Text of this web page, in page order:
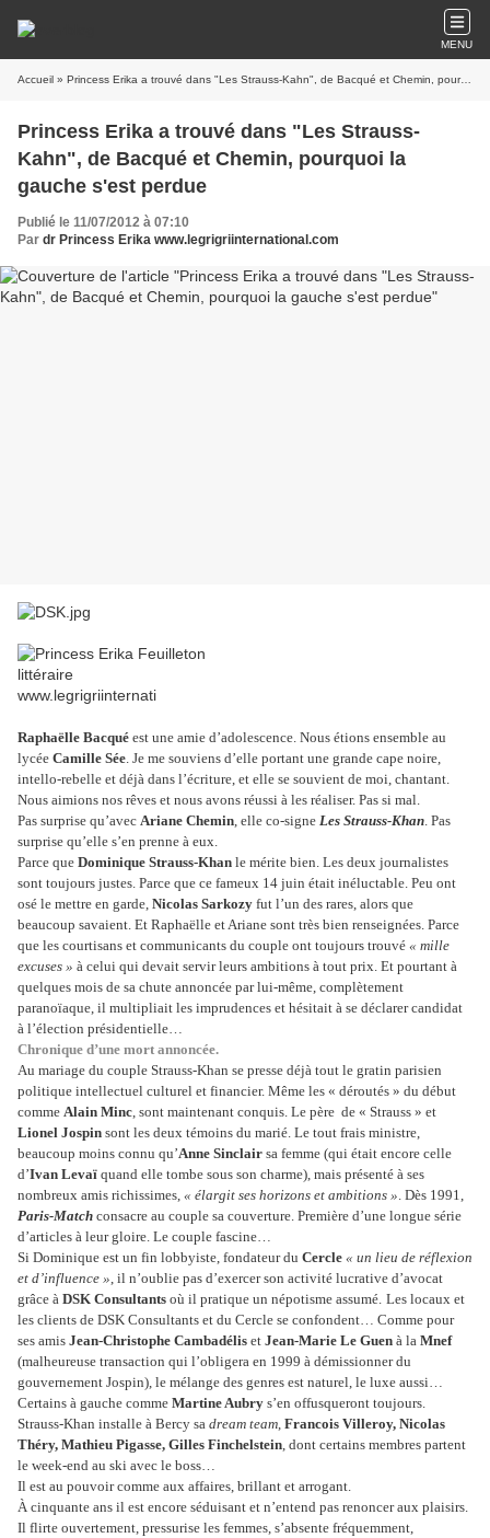
MENU
Accueil » Princess Erika a trouvé dans "Les Strauss-Kahn", de Bacqué et Chemin, pourquoi la gauche s'est perdue
Princess Erika a trouvé dans "Les Strauss-
Kahn", de Bacqué et Chemin, pourquoi la
gauche s'est perdue
Publié le 11/07/2012 à 07:10
Par dr Princess Erika www.legrigriinternational.com
Raphaëlle Bacqué est une amie d’adolescence. Nous étions ensemble au
lycée Camille Sée. Je me souviens d’elle portant une grande cape noire,
intello-rebelle et déjà dans l’écriture, et elle se souvient de moi, chantant.
Nous aimions nos rêves et nous avons réussi à les réaliser. Pas si mal.
Pas surprise qu’avec Ariane Chemin, elle co-signe Les Strauss-Khan. Pas
surprise qu’elle s’en prenne à eux.
Parce que Dominique Strauss-Khan le mérite bien. Les deux journalistes
sont toujours justes. Parce que ce fameux 14 juin était inéluctable. Peu ont
osé le mettre en garde, Nicolas Sarkozy fut l’un des rares, alors que
beaucoup savaient. Et Raphaëlle et Ariane sont très bien renseignées. Parce
que les courtisans et communicants du couple ont toujours trouvé « mille
excuses » à celui qui devait servir leurs ambitions à tout prix. Et pourtant à
quelques mois de sa chute annoncée par lui-même, complètement
paranoïaque, il multipliait les imprudences et hésitait à se déclarer candidat
à l’élection présidentielle…
Chronique d’une mort annoncée.
Au mariage du couple Strauss-Khan se presse déjà tout le gratin parisien
politique intellectuel culturel et financier. Même les « déroutés » du début
comme Alain Minc, sont maintenant conquis. Le père de « Strauss » et
Lionel Jospin sont les deux témoins du marié. Le tout frais ministre,
beaucoup moins connu qu’Anne Sinclair sa femme (qui était encore celle
d’Ivan Levaï quand elle tombe sous son charme), mais présenté à ses
nombreux amis richissimes, « élargit ses horizons et ambitions ». Dès 1991,
Paris-Match consacre au couple sa couverture. Première d’une longue série
d’articles à leur gloire. Le couple fascine…
Si Dominique est un fin lobbyiste, fondateur du Cercle « un lieu de réflexion
et d’influence », il n’oublie pas d’exercer son activité lucrative d’avocat
grâce à DSK Consultants où il pratique un népotisme assumé. Les locaux et
les clients de DSK Consultants et du Cercle se confondent… Comme pour
ses amis Jean-Christophe Cambadélis et Jean-Marie Le Guen à la Mnef
(malheureuse transaction qui l’obligera en 1999 à démissionner du
gouvernement Jospin), le mélange des genres est naturel, le luxe aussi…
Certains à gauche comme Martine Aubry s’en offusqueront toujours.
Strauss-Khan installe à Bercy sa dream team, Francois Villeroy, Nicolas
Théry, Mathieu Pigasse, Gilles Finchelstein, dont certains membres partent
le week-end au ski avec le boss…
Il est au pouvoir comme aux affaires, brillant et arrogant.
À cinquante ans il est encore séduisant et n’entend pas renoncer aux plaisirs.
Il flirte ouvertement, pressurise les femmes, s’absente fréquemment,